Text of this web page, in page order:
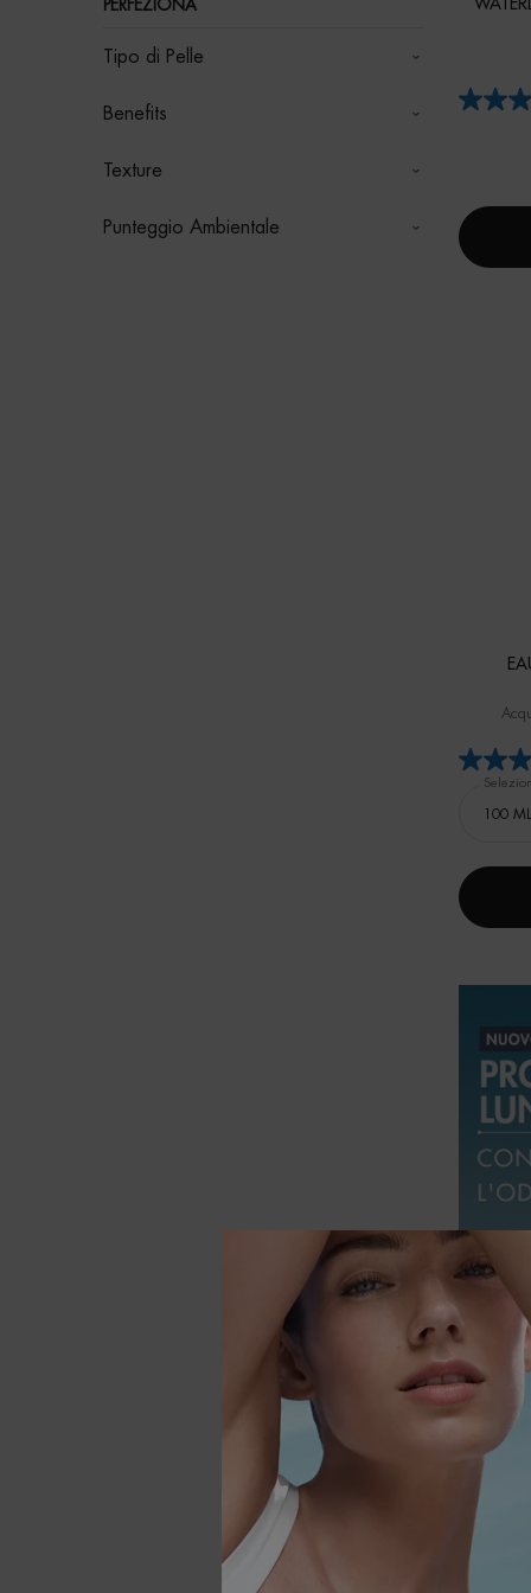
PERFEZIONA
Tipo di Pelle
Benefits
Texture
Punteggio Ambientale